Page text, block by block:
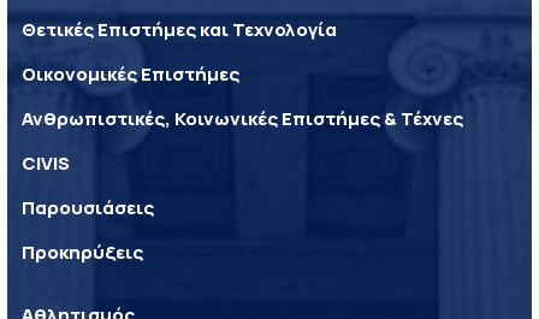
Θετικές Επιστήμες και Τεχνολογία
Οικονομικές Επιστήμες
Ανθρωπιστικές, Κοινωνικές Επιστήμες & Τέχνες
CIVIS
Παρουσιάσεις
Προκηρύξεις